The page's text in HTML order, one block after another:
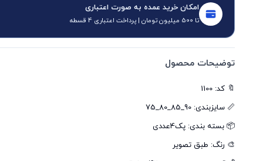
امکان خرید عمده به صورت اعتباری
تا 500 میلیون تومان | پرداخت اعتباری 4 قسطه
توضیحات محصول